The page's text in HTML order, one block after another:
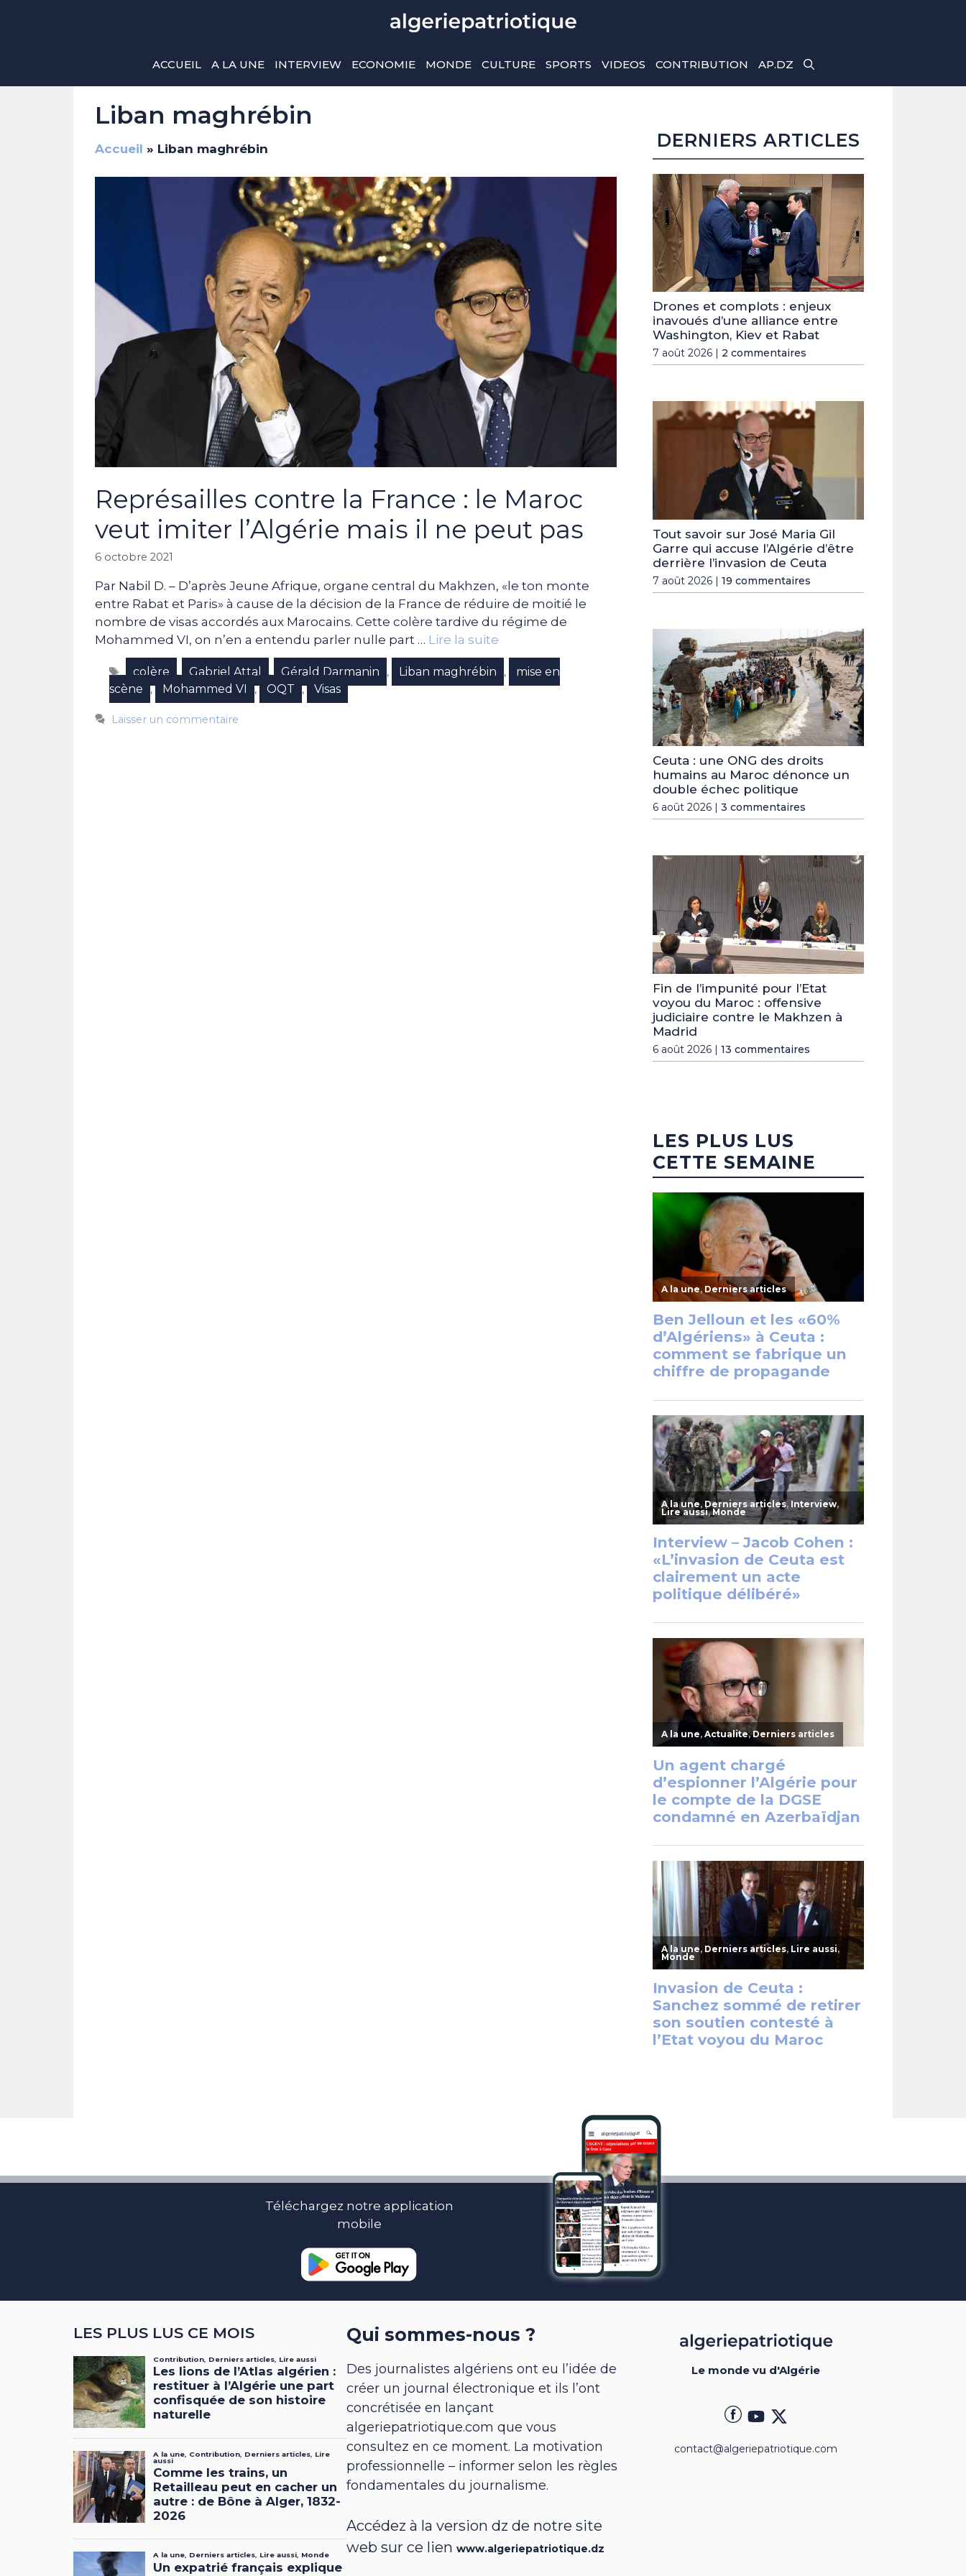
ACCUEIL A LA UNE INTERVIEW ECONOMIE MONDE CULTURE SPORTS VIDEOS CONTRIBUTION AP.DZ
Liban maghrébin
Accueil » Liban maghrébin
Représailles contre la France : le Maroc
veut imiter l’Algérie mais il ne peut pas
6 octobre 2021
Par Nabil D. – D’après Jeune Afrique, organe central du Makhzen, «le ton monte
entre Rabat et Paris» à cause de la décision de la France de réduire de moitié le
nombre de visas accordés aux Marocains. Cette colère tardive du régime de
Mohammed VI, on n’en a entendu parler nulle part … Lire la suite
Étiquettes
colère , Gabriel Attal , Gérald Darmanin , Liban maghrébin ,
mise en
scène
, Mohammed VI , OQT , Visas
Laisser un commentaire
DERNIERS ARTICLES
Drones et complots : enjeux
inavoués d’une alliance entre
Washington, Kiev et Rabat
7 août 2026 | 2 commentaires
Tout savoir sur José Maria Gil
Garre qui accuse l’Algérie d’être
derrière l’invasion de Ceuta
7 août 2026 | 19 commentaires
Ceuta : une ONG des droits
humains au Maroc dénonce un
double échec politique
6 août 2026 | 3 commentaires
Fin de l’impunité pour l’Etat
voyou du Maroc : offensive
judiciaire contre le Makhzen à
Madrid
6 août 2026 | 13 commentaires
LES PLUS LUS
CETTE SEMAINE
Téléchargez notre application
mobile
LES PLUS LUS CE MOIS Qui sommes-nous ?
Des journalistes algériens ont eu l’idée de
créer un journal électronique et ils l’ont
concrétisée en lançant
algeriepatriotique.com que vous
consultez en ce moment. La motivation
professionnelle – informer selon les règles
fondamentales du journalisme.
Accédez à la version dz de notre site
web sur ce lienwww.algeriepatriotique.dz
Le monde vu d'Algérie
contact@algeriepatriotique.com